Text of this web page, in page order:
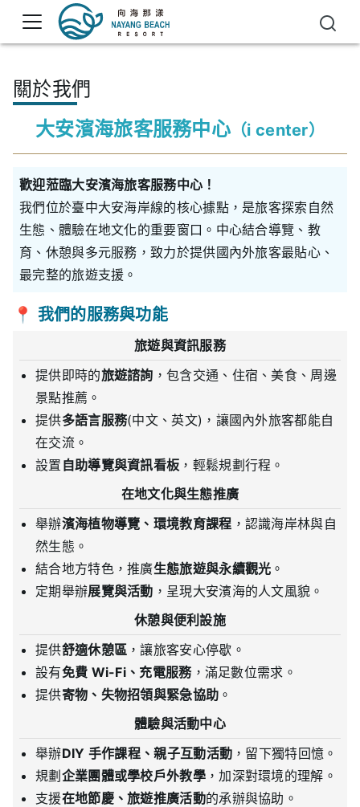
關於我們
大安濱海旅客服務中心（i center）
歡迎蒞臨大安濱海旅客服務中心！
我們位於臺中大安海岸線的核心據點，是旅客探索自然
生態、體驗在地文化的重要窗口。中心結合導覽、教
育、休憩與多元服務，致力於提供國內外旅客最貼心、
最完整的旅遊支援。
📍 我們的服務與功能
旅遊與資訊服務
提供即時的旅遊諮詢 ，包含交通、住宿、美食、周邊
景點推薦。
提供多語言服務(中文、英文)，讓國內外旅客都能自
在交流。
設置 自助導覽與資訊看板 ，輕鬆規劃行程。
在地文化與生態推廣
舉辦濱海植物導覽、環境教育課程 ，認識海岸林與自
然生態。
結合地方特色，推廣生態旅遊與永續觀光 。
定期舉辦展覽與活動 ，呈現大安濱海的人文風貌。
休憩與便利設施
提供舒適休憩區 ，讓旅客安心停歇。
設有免費 Wi-Fi、充電服務，滿足數位需求。
提供寄物、失物招領與緊急協助 。
體驗與活動中心
舉辦DIY 手作課程、親子互動活動 ，留下獨特回憶。
規劃 企業團體或學校戶外教學，加深對環境的理解。
支援在地節慶、旅遊推廣活動的承辦與協助。